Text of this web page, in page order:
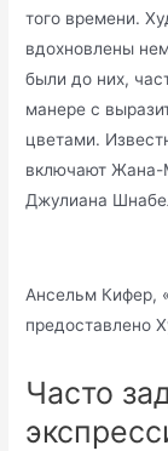
того времени.
вдохновлены
были до них,
манере с
цветами.
включают Жана-
Джулиана
Ансельм Кифер,
предоставлено
Часто